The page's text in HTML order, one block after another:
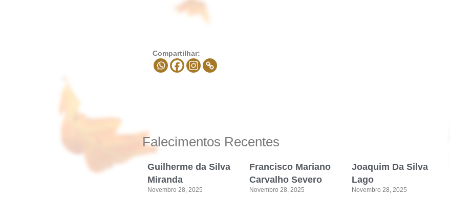
Compartilhar:
Falecimentos Recentes
Guilherme da Silva
Miranda
Novembro 28, 2025
Francisco Mariano
Carvalho Severo
Novembro 28, 2025
Joaquim Da Silva
Lago
Novembro 28, 2025